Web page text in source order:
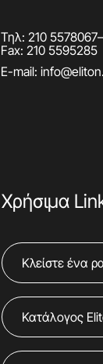
Τηλ:210 5578067–
Fax: 210 5595285
E-mail:
Χρήσιμα
Κλείστε ένα
Κατάλογος